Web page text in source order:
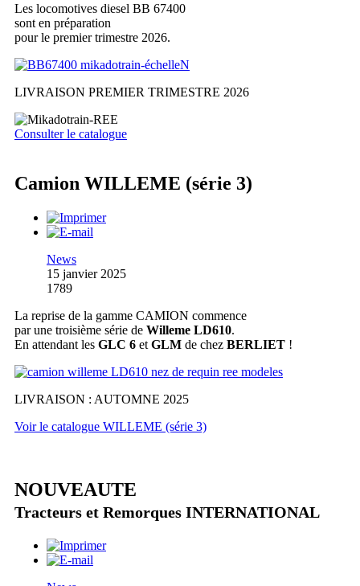
Les locomotives diesel BB 67400
sont en préparation
pour le premier trimestre 2026.
LIVRAISON PREMIER TRIMESTRE 2026
Consulter le catalogue
Camion WILLEME (série 3)
News
15 janvier 2025
1789
La reprise de la gamme CAMION commence
par une troisième série de Willeme LD610.
En attendant les GLC 6 et GLM de chez BERLIET !
LIVRAISON : AUTOMNE 2025
Voir le catalogue WILLEME (série 3)
NOUVEAUTE
Tracteurs et Remorques INTERNATIONAL